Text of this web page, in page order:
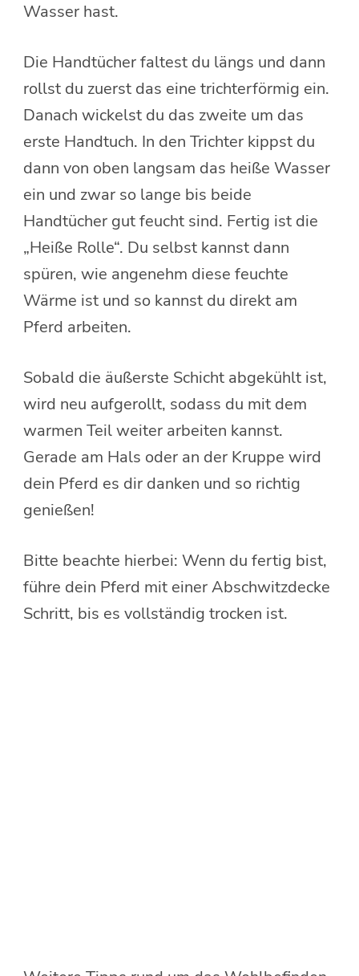
Wasser hast.
Die Handtücher faltest du längs und dann
rollst du zuerst das eine trichterförmig ein.
Danach wickelst du das zweite um das
erste Handtuch. In den Trichter kippst du
dann von oben langsam das heiße Wasser
ein und zwar so lange bis beide
Handtücher gut feucht sind. Fertig ist die
„Heiße Rolle“. Du selbst kannst dann
spüren, wie angenehm diese feuchte
Wärme ist und so kannst du direkt am
Pferd arbeiten.
Sobald die äußerste Schicht abgekühlt ist,
wird neu aufgerollt, sodass du mit dem
warmen Teil weiter arbeiten kannst.
Gerade am Hals oder an der Kruppe wird
dein Pferd es dir danken und so richtig
genießen!
Bitte beachte hierbei: Wenn du fertig bist,
führe dein Pferd mit einer Abschwitzdecke
Schritt, bis es vollständig trocken ist.